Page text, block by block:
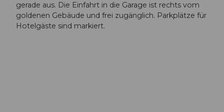
gerade aus. Die Einfahrt in die Garage ist rechts vom
goldenen Gebäude und frei zugänglich. Parkplätze für
Hotelgäste sind markiert.